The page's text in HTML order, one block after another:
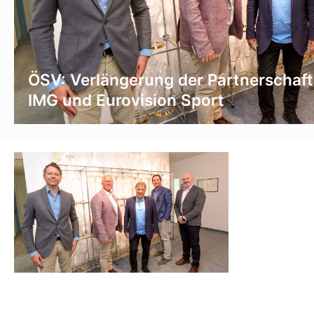
ÖSV: Verlängerung der
IMG und Eurovision Sport